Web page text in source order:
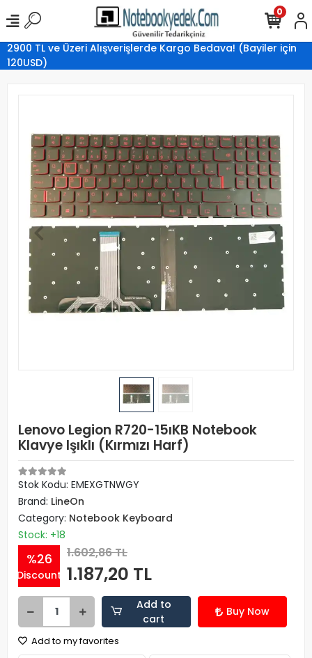
2900 TL ve Üzeri Alışverişlerde Kargo Bedava! (Bayiler için
120USD)
0
Lenovo Legion R720-15ıKB Notebook
Klavye Işıklı (Kırmızı Harf)
Stok Kodu: EMEXGTNWGY
Brand: LineOn
Category: Notebook Keyboard
Stock: +18
%26
Discount
1.602,86 TL
1.187,20 TL
Add to
cart
Buy Now
Add to my favorites